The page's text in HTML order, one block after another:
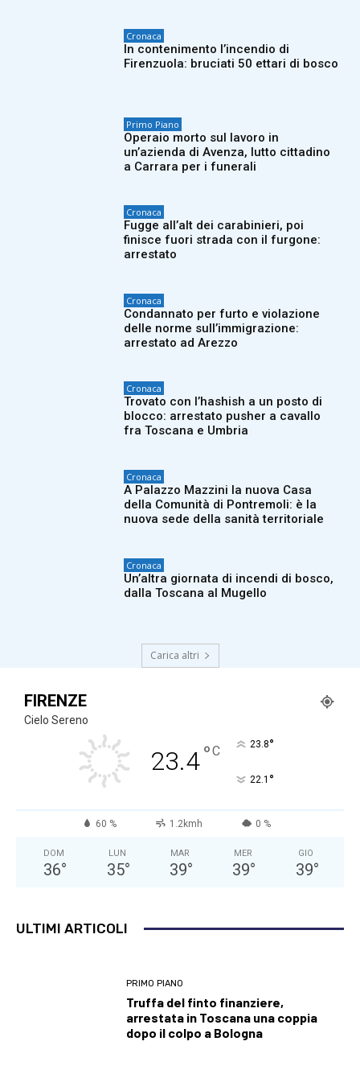
Cronaca
In contenimento l’incendio di
Firenzuola: bruciati 50 ettari di bosco
Primo Piano
Operaio morto sul lavoro in
un’azienda di Avenza, lutto cittadino
a Carrara per i funerali
Cronaca
Fugge all’alt dei carabinieri, poi
finisce fuori strada con il furgone:
arrestato
Cronaca
Condannato per furto e violazione
delle norme sull’immigrazione:
arrestato ad Arezzo
Cronaca
Trovato con l’hashish a un posto di
blocco: arrestato pusher a cavallo
fra Toscana e Umbria
Cronaca
A Palazzo Mazzini la nuova Casa
della Comunità di Pontremoli: è la
nuova sede della sanità territoriale
Cronaca
Un’altra giornata di incendi di bosco,
dalla Toscana al Mugello
Carica altri
FIRENZE
Cielo Sereno
23.4°C 23.8°
22.1 °
60 % 1.2kmh 0 %
DOM
36°
LUN
35°
MAR
39°
MER
39°
GIO
39°
ULTIMI ARTICOLI
PRIMO PIANO
Truffa del finto finanziere,
arrestata in Toscana una coppia
dopo il colpo a Bologna